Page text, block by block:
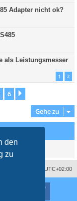
den
zu
Adapter nicht ok?
als Leistungsmesser
1 2
6
Gehe zu
UTC+02:00